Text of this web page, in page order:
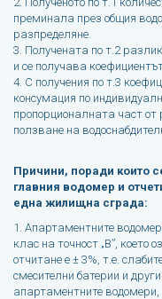
преминала през общия
разпределяне.
3. Получената по т.2
и се получава
4. С получения по т.3
консумация по
пропорционалната част
ползване на
Причини, поради които
главния водомер и
една жилищна сграда:
1. Апартаментните
клас на точност „В”,
отчитане е ± 3%, т.е.
смесителни батерии и
апартаментните водомери,